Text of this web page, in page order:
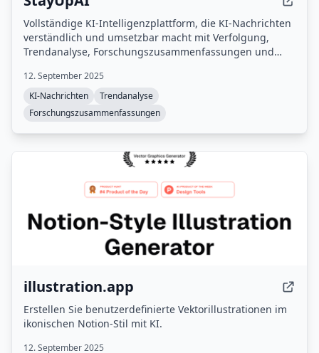
Vollständige KI-Intelligenzplattform, die KI-Nachrichten
verständlich und umsetzbar macht mit Verfolgung,
Trendanalyse, Forschungszusammenfassungen und
12. September 2025
KI-Nachrichten
Trendanalyse
Forschungszusammenfassungen
illustration.app
Erstellen Sie benutzerdefinierte Vektorillustrationen im
ikonischen Notion-Stil mit KI.
12. September 2025